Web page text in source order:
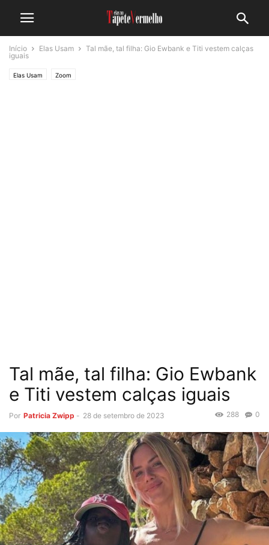
Início Elas Usam
Tal mãe, tal filha: Gio Ewbank e Titi vestem calças
iguais
Elas Usam Zoom
Tal mãe, tal filha: Gio Ewbank
e Titi vestem calças iguais
Por Patricia Zwipp - 28 de setembro de 2023 0
288